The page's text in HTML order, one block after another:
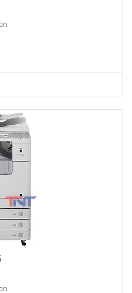
năng chuẩn: Copy – In mạng –
A4/phút.Màn hình LCD cảm
01 - 999 copy..Bộ đảo bản sao